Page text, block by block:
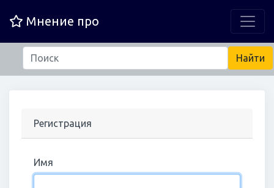
Мнение про
Регистрация
Имя